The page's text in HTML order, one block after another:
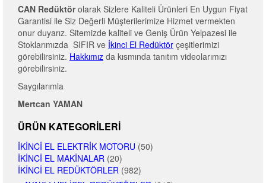
CAN Redüktörolarak Sizlere Kaliteli Ürünleri En Uygun Fiyat
Garantisi ile Siz Değerli Müşterilerimize Hizmet vermekten
onur duyarız. Sitemizde kaliteli ve Geniş Ürün Yelpazesi ile
Stoklarımızda SIFIR ve İkinci El Redüktör çeşitlerimizi
görebilirsiniz. Hakkımız da kısmında tanıtım videolarımızı
görebilirsiniz.
Saygılarımla
Mertcan YAMAN
ÜRÜN KATEGORILERI
İKINCI EL ELEKTRIK MOTORU (50)
İKINCI EL MAKINALAR (20)
İKINCI EL REDÜKTÖRLER (982)